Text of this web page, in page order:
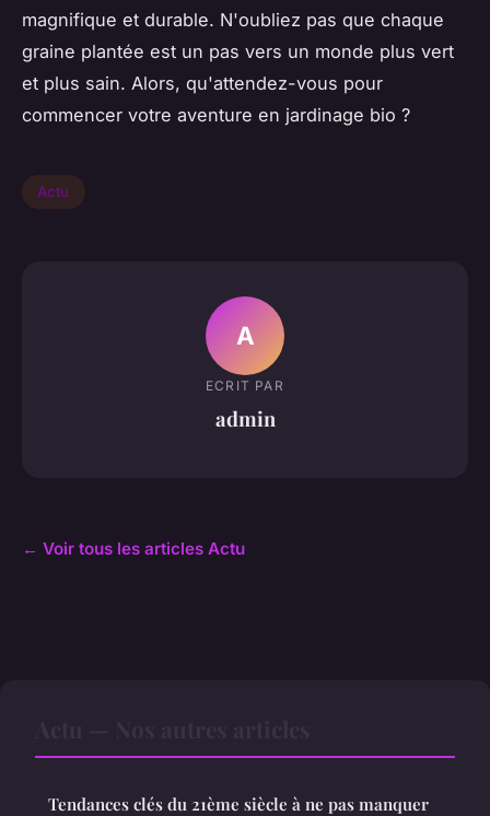
magnifique et durable. N'oubliez pas que chaque
graine plantée est un pas vers un monde plus vert
et plus sain. Alors, qu'attendez-vous pour
commencer votre aventure en jardinage bio ?
Actu
A
ECRIT PAR
admin
← Voir tous les articles Actu
Tendances clés du 21ème siècle à ne pas manquer